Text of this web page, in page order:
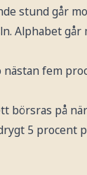
stund går
Alphabet
fem
börsras på
5